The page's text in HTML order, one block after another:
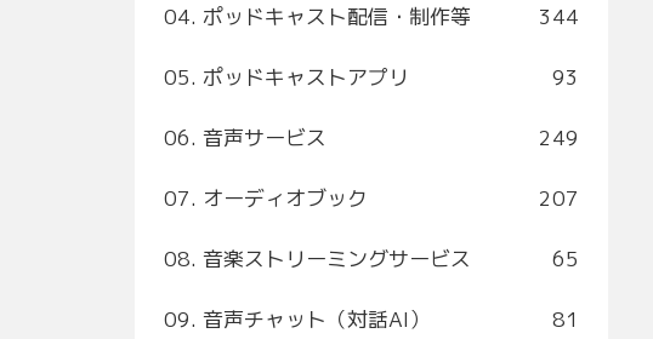
04. ポッドキャスト配信・制作等 344
05. ポッドキャストアプリ 93
06. 音声サービス 249
07. オーディオブック 207
08. 音楽ストリーミングサービス 65
09. 音声チャット（対話AI） 81